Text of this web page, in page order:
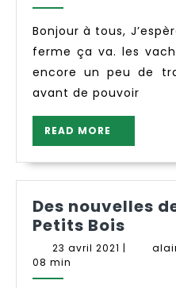
des
Petits
Bois
Bonjour à tous, J’espère que vous allez bien. A la
ferme ça va. les
encore un peu de
avant de pouvoir
READ MORE
MORE
Des nouvelles
Petits Bois
23 avril 2021 23|
08 min